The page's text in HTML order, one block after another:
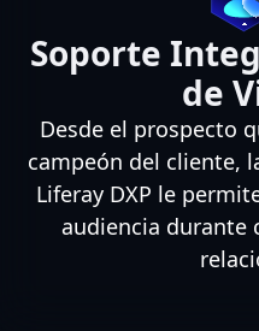
Soporte
de
Desde el prospecto
campeón del cliente,
Liferay DXP le
audiencia durante